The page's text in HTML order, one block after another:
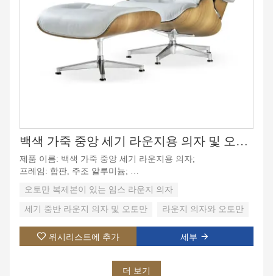
백색 가죽 중앙 세기 라운지용 의자 및 오토만 복사를 가진 오토만 임스 라운지용 의자
제품 이름: 백색 가죽 중앙 세기 라운지용 의자;
프레임: 합판, 주조 알루미늄;
실내 장식품: 고밀도 스폰지 폼;
기능: 기대고, 편안하고, 회전.
오토만 복제본이 있는 임스 라운지 의자
세기 중반 라운지 의자 및 오토만 라운지 의자와 오토만
위시리스트에 추가 세부
더 보기